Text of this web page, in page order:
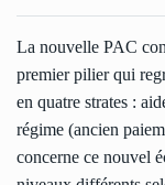
La nouvelle PAC
premier pilier qui
en quatre strates :
régime (ancien
concerne ce nouvel